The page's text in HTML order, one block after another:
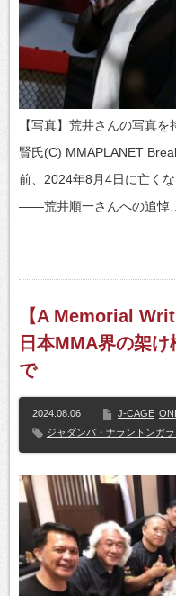
【写真】荒井さんの写真
賢氏(C) MMAPLANET
前、2024年8月4日に亡く
——荒井順一さんへの追悼…
【A Memorial
日本MMA界の架
で
2024.08.06 J-CAGE
ジャダンバ・ナラントンガ